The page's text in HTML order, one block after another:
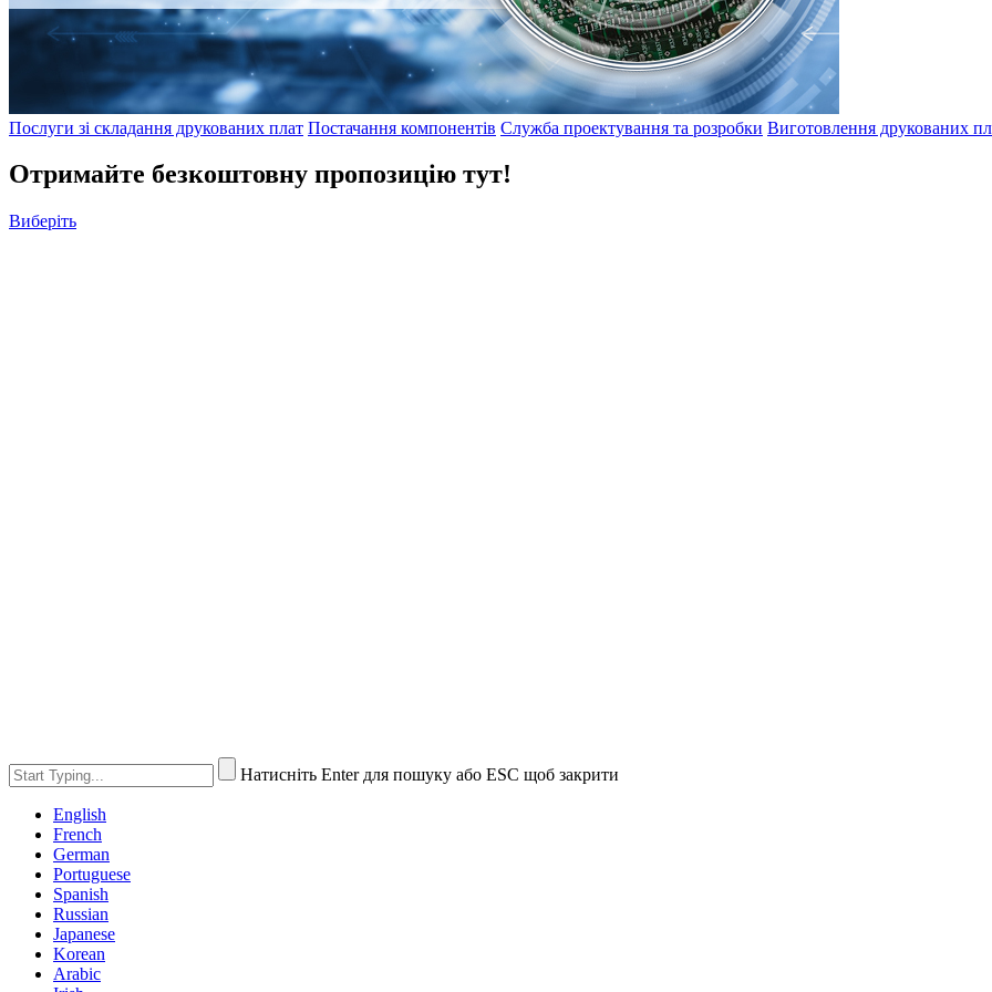
Послуги зі складання друкованих плат Постачання компонентів Служба проектування та розробки Виготовлення друкованих
Отримайте безкоштовну пропозицію тут!
Виберіть
Натисніть Enter для пошуку або ESC щоб закрити
English
French
German
Portuguese
Spanish
Russian
Japanese
Korean
Arabic